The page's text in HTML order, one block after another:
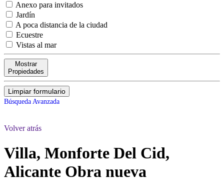
Anexo para invitados
Jardín
A poca distancia de la ciudad
Ecuestre
Vistas al mar
Mostrar
Propiedades
Limpiar formulario
Búsqueda Avanzada
Volver atrás
Villa, Monforte Del Cid,
Alicante Obra nueva